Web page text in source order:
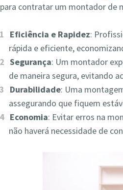
para contratar um montador de
Eficiência e Rapidez:
rápida e eficiente,
Segurança: Um montador
de maneira segura, evitando
Durabilidade: Uma
assegurando que fiquem
Economia: Evitar erros na
não haverá necessidade de